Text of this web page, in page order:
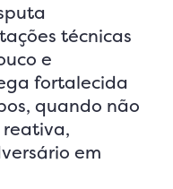
técnicas
e
fortalecida
quando não
em